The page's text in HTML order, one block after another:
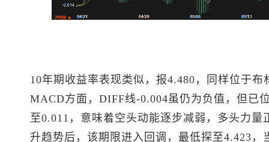
10年期收益率表现类似，报4.480，同样位于
MACD方面，DIFF线-0.004虽仍为负值，但已
至0.011，意味着空头动能逐步减弱，多头力
升趋势后，该期限进入回调，最低探至4.423